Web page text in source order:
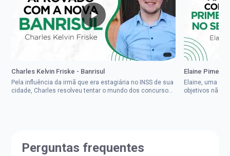
Charles Kelvin Friske - Banrisul
Pela influência da irmã que era estagiária no INSS de sua
cidade, Charles resolveu tentar o mundo dos concursos
Elaine
Elaine, uma
objetivos não
Perguntas frequentes